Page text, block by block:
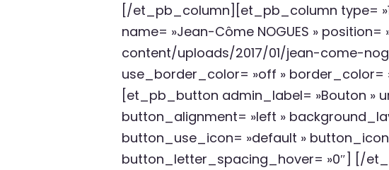
[/et_pb_column][et_pb_column type=
name= »Jean-Côme NOGUES »
content/uploads/2017/01/jean-come-
use_border_color= »off »
[et_pb_button admin_label= »Bouton »
button_alignment= »left »
button_use_icon= »default »
button_letter_spacing_hover= »0″] [/